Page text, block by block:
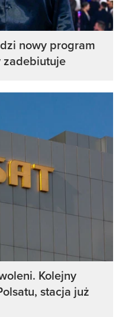
nowy program
zadebiutuje
Kolejny
stacja już